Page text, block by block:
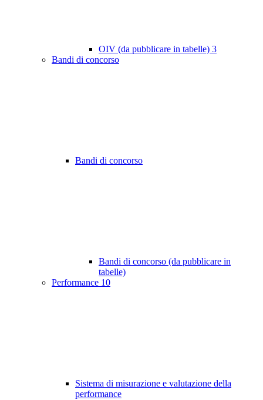
OIV (da pubblicare in tabelle) 3
Bandi di concorso
Bandi di concorso
Bandi di concorso (da pubblicare in
tabelle)
Performance 10
Sistema di misurazione e valutazione della
performance